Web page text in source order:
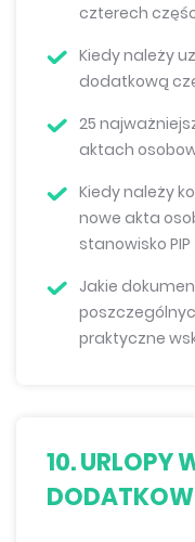
czterech części
Kiedy należy
dodatkową
25
aktach
Kiedy należy
nowe akta
stanowisko PIP
Jakie
praktyczne
10. URLOPY